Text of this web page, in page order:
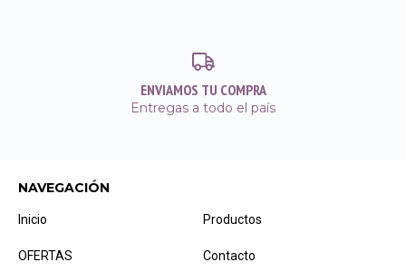
ENVIAMOS TU COMPRA
Entregas a todo el país
NAVEGACIÓN
Inicio Productos
OFERTAS Contacto